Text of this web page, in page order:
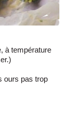
à température
ours pas trop